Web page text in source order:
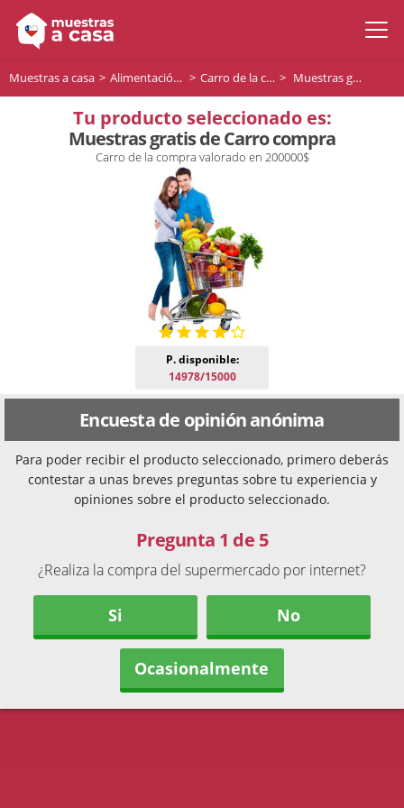
Muestras a casa Alimentación y bebidas Carro de la compra Muestras gratis de Carro compra
Tu producto seleccionado es:
Muestras gratis de Carro compra
Carro de la compra valorado en 200000$
P. disponible:
14978/15000
Encuesta de opinión anónima
Para poder recibir el producto seleccionado, primero deberás
contestar a unas breves preguntas sobre tu experiencia y
opiniones sobre el producto seleccionado.
Pregunta 1 de 5
¿Realiza la compra del supermercado por internet?
Si No
Ocasionalmente